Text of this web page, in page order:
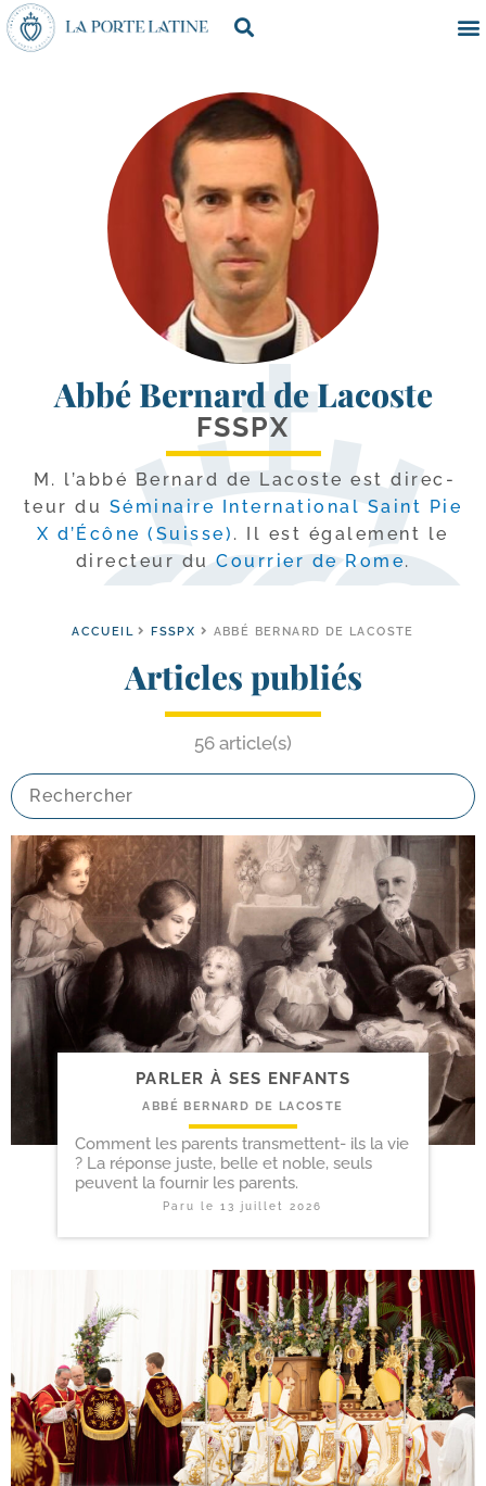
Abbé Bernard de Lacoste
FSSPX
M. l’ab­bé Bernard de Lacoste est direc­
teur du Séminaire International Saint Pie
X d’Écône (Suisse) . Il est éga­le­ment le
direc­teur duCourrier de Rome.
ACCUEIL FSSPX ABBÉ BERNARD DE LACOSTE
Articles publiés
56 article(s)
PARLER À SES ENFANTS
ABBÉ BERNARD DE LACOSTE
Comment les parents transmettent- ils la vie
? La réponse juste, belle et noble, seuls
peuvent la fournir les parents.
Paru le13 juillet 2026